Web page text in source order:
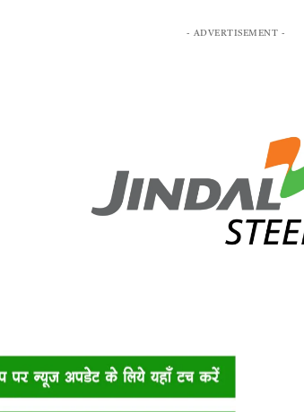
- ADVERTISEMENT -